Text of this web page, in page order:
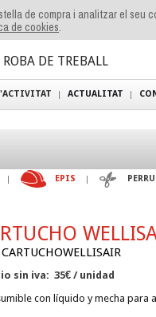
de compra i analitzar el seu
de cookies.
DE TREBALL
ACTUALITAT
EPIS
sin iva: 35€ / unidad
con líquido y mecha para